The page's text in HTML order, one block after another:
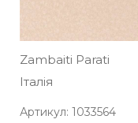
Zambaiti Parati
Італія
Артикул: 1033564